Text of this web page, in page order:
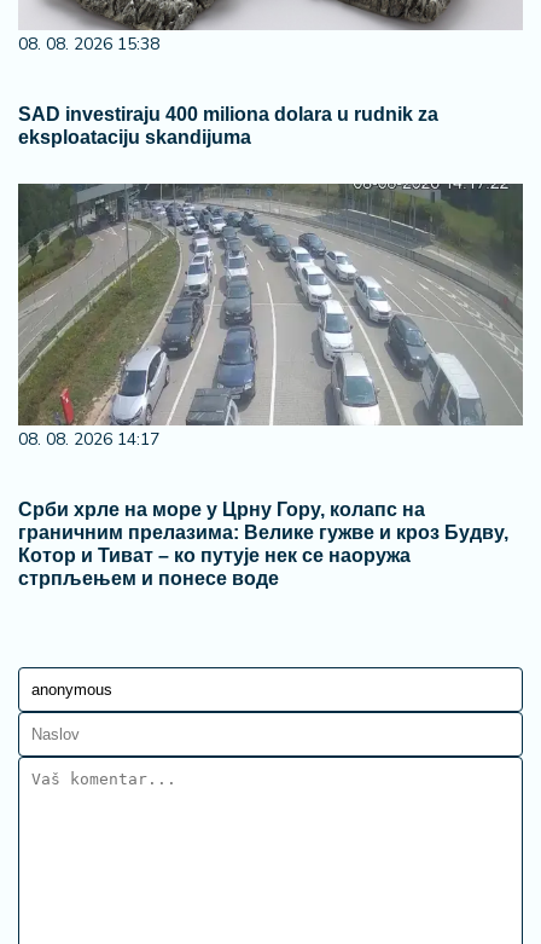
08. 08. 2026 15:38
SAD investiraju 400 miliona dolara u rudnik za
eksploataciju skandijuma
08. 08. 2026 14:17
Срби хрле на море у Црну Гору, колапс на
граничним прелазима: Велике гужве и кроз Будву,
Котор и Тиват – ко путује нек се наоружа
стрпљењем и понесе воде